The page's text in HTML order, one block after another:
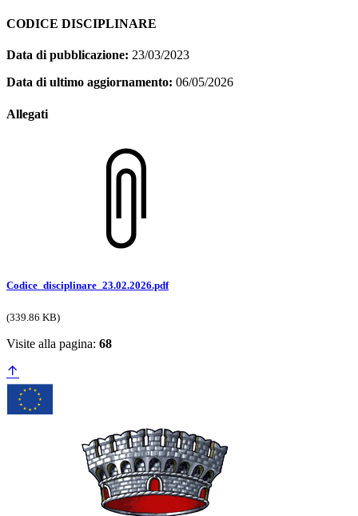
CODICE DISCIPLINARE
Data di pubblicazione: 23/03/2023
Data di ultimo aggiornamento: 06/05/2026
Allegati
Codice_disciplinare_23.02.2026.pdf
(339.86 KB)
Visite alla pagina: 68